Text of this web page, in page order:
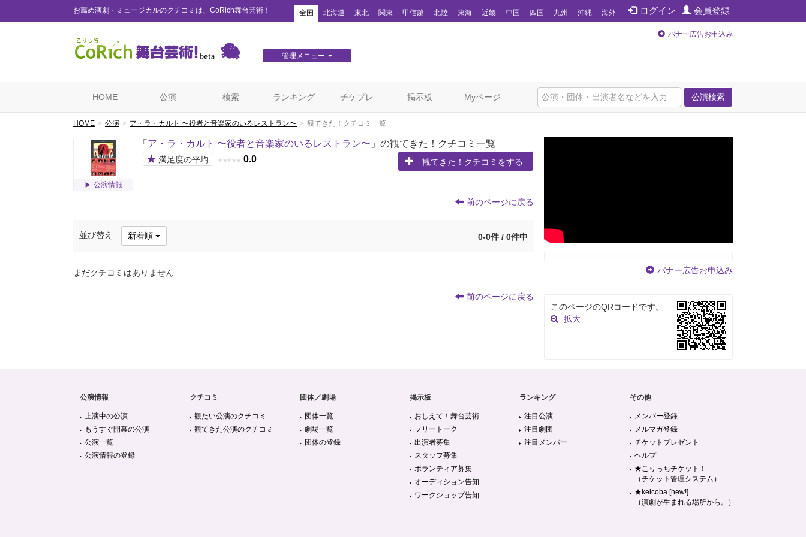
お薦め演劇・ミュージカルのクチコミは、CoRich舞台芸術！ ログイン 会員登録
全国 北海道 東北 関東 甲信越 北陸 東海 近畿 中国 四国 九州 沖縄 海外
管理メニュー
バナー広告お申込み
公演検索
HOME 公演 検索 ランキング チケプレ 掲示板 Myページ
HOME 公演 ア・ラ・カルト 〜役者と音楽家のいるレストラン〜 観てきた！クチコミ一覧
公演情報
「 ア・ラ・カルト 〜役者と音楽家のいるレストラン〜 」の観てきた！クチコミ一覧
★ 満足度の平均 ★ ★ ★ ★ ★ 0.0 観てきた！クチコミをする
前のページに戻る
並び替え 新着順 0-0件 / 0件中
まだクチコミはありません
前のページに戻る
バナー広告お申込み
このページのQRコードです。
拡大
公演情報
上演中の公演
もうすぐ開幕の公演
公演一覧
公演情報の登録
クチコミ
観たい公演のクチコミ
観てきた公演のクチコミ
団体／劇場
団体一覧
劇場一覧
団体の登録
掲示板
おしえて！舞台芸術
フリートーク
出演者募集
スタッフ募集
ボランティア募集
オーディション告知
ワークショップ告知
ランキング
注目公演
注目劇団
注目メンバー
その他
メンバー登録
メルマガ登録
チケットプレゼント
ヘルプ
★こりっちチケット！
（チケット管理システム）
★keicoba [new!]
（演劇が生まれる場所から。）